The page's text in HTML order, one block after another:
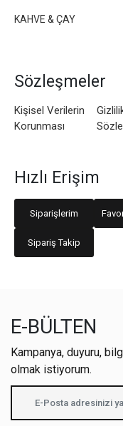
KAHVE & ÇAY
Sözleşmeler
Kişisel Verilerin
Korunması
Hızlı Erişim
Siparişlerim
Sipariş Takip
E-BÜLTEN
Kampanya, duyuru,
olmak istiyorum.